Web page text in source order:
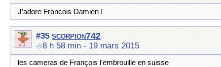
J’adore Francois Damien !
#35 scorpion742
8 h 58 min - 19 mars 2015
les cameras de François l’embrouille en suisse